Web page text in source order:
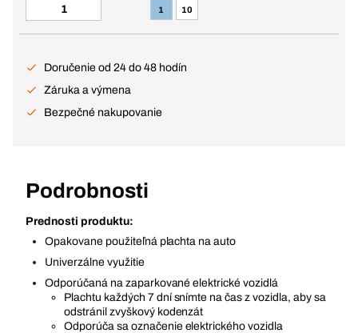
1 10
Doručenie od 24 do 48 hodín
Záruka a výmena
Bezpečné nakupovanie
Podrobnosti
Prednosti produktu:
Opakovane použiteľná plachta na auto
Univerzálne využitie
Odporúčaná na zaparkované elektrické vozidlá
Plachtu každých 7 dní snímte na čas z vozidla, aby sa
odstránil zvyškový kodenzát
Odporúča sa označenie elektrického vozidla